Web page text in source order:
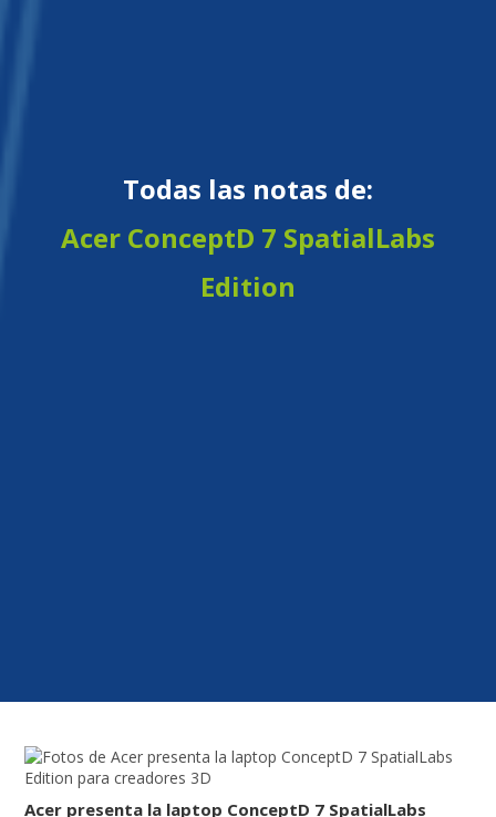
Todas las notas de:
Acer ConceptD 7 SpatialLabs
Edition
Acer presenta la laptop ConceptD 7 SpatialLabs